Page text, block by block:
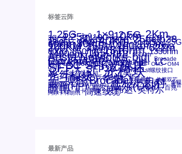
标签云阵
1.25G 1x9 1×9 2.5G 2Km
3G 4.25g 10G 10km 15KM 16G
16GFC 20km 25GE 25gsfp28
28.05G 30km 40Km 50m 53.125G
60km 80km 100km 100m
120KM 155M 160km 200G
200KM 300m 400m 550m 622m
800G 850nm 1310nm 1330nm
1490nm 1550nm 2500m
ANBR-1414TZ AOC Arista
Arista Networks bidi Brocade
Cisco CSFP光模块 DAC Dell
Extreme FC Intel Juniper LC
MPO-LC Netgear NVIDIA OM2 OM3 OM4
qsfp SC SFF光模块
SFP+ SFP28 SGMII st螺纹接口
xfp 万兆 交换机 光模块
光纤模块 千兆光模块 华三
华三(H3C) 华为 单模单芯 单模双芯
博科 博科(Brocade) 博通 友讯 多模
安华高 安华高(Avago) 工业级 思科 惠普
惠普(HP) 戴尔 戴尔(Dell) 百兆
瞻博 网卡 网捷 英伟达 英特尔
阿尔卡特朗讯 高速线缆
最新产品